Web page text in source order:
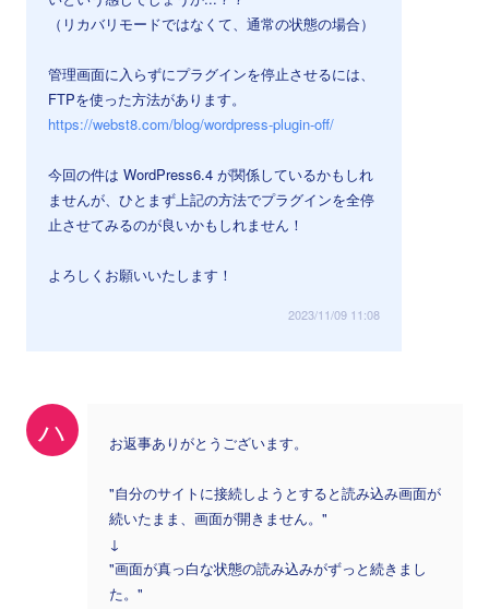
（リカバリモードではなくて、通常の状態の場合）
管理画面に入らずにプラグインを停止させるには、
FTPを使った方法があります。
https://webst8.com/blog/wordpress-plugin-off/
今回の件は WordPress6.4 が関係しているかもしれ
ませんが、ひとまず上記の方法でプラグインを全停
止させてみるのが良いかもしれません！
よろしくお願いいたします！
2023/11/09 11:08
ハ お返事ありがとうございます。
"自分のサイトに接続しようとすると読み込み画面が
続いたまま、画面が開きません。"
↓
"画面が真っ白な状態の読み込みがずっと続きまし
た。"